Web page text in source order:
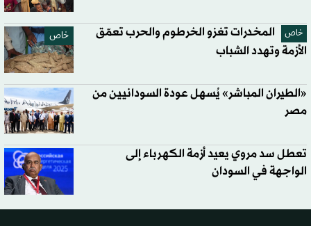
خاص خاص
المخدرات تغزو الخرطوم والحرب تعمّق
الأزمة وتهدد الشباب
«الطيران المباشر» يُسهل عودة السودانيين من
مصر
تعطل سد مروي يعيد أزمة الكهرباء إلى
الواجهة في السودان